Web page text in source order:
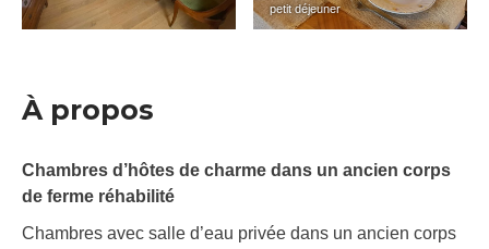
petit déjeuner
À propos
Chambres d’hôtes de charme dans un ancien corps
de ferme réhabilité
Chambres avec salle d’eau privée dans un ancien corps